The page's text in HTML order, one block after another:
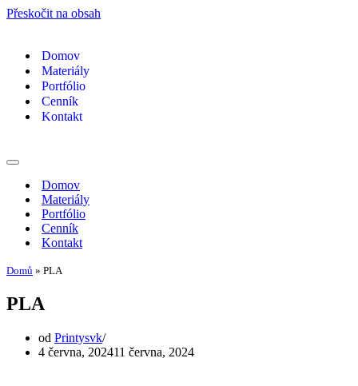
Přeskočit na obsah
Domov
Materiály
Portfólio
Cenník
Kontakt
Navigační
Domov
Materiály
Portfólio
Cenník
Kontakt
Domů » PLA
PLA
od Printysvk
4 června, 202411 června, 2024